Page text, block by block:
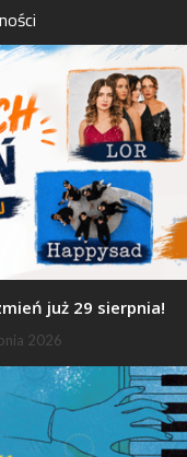
już 29 sierpnia!
2026